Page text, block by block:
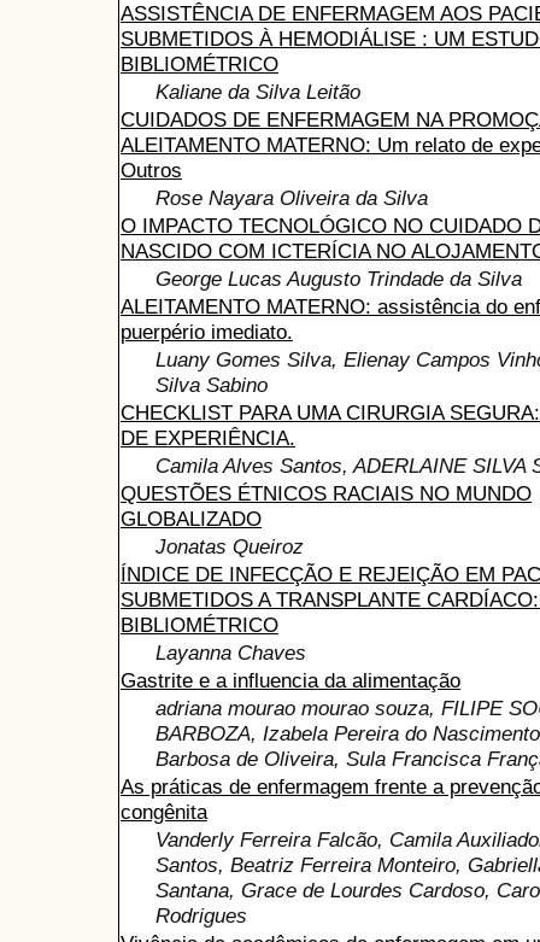
ASSISTÊNCIA DE ENFERMAGEM AOS
SUBMETIDOS À HEMODIÁLISE : UM
BIBLIOMÉTRICO
Kaliane da Silva Leitão
CUIDADOS DE ENFERMAGEM NA
ALEITAMENTO MATERNO: Um relato de
Outros
Rose Nayara Oliveira da Silva
O IMPACTO TECNOLÓGICO NO CUIDADO
NASCIDO COM ICTERÍCIA NO
George Lucas Augusto Trindade da Silva
ALEITAMENTO MATERNO: assistência do
puerpério imediato.
Luany Gomes Silva, Elienay Campos
Silva Sabino
CHECKLIST PARA UMA CIRURGIA
DE EXPERIÊNCIA.
Camila Alves Santos, ADERLAINE SILVA
QUESTÕES ÉTNICOS RACIAIS NO MUNDO
GLOBALIZADO
Jonatas Queiroz
ÍNDICE DE INFECÇÃO E REJEIÇÃO EM
SUBMETIDOS A TRANSPLANTE
BIBLIOMÉTRICO
Layanna Chaves
Gastrite e a influencia da alimentação
adriana mourao mourao souza, FILIPE
BARBOZA, Izabela Pereira do
Barbosa de Oliveira, Sula Francisca
As práticas de enfermagem frente a
congênita
Vanderly Ferreira Falcão, Camila
Santos, Beatriz Ferreira Monteiro,
Santana, Grace de Lourdes Cardoso,
Rodrigues